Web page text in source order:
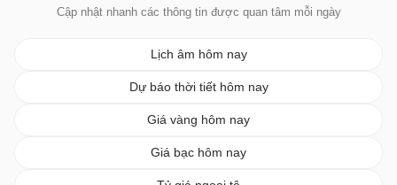
Cập nhật nhanh các thông tin được quan tâm mỗi ngày
Lịch âm hôm nay
Dự báo thời tiết hôm nay
Giá vàng hôm nay
Giá bạc hôm nay